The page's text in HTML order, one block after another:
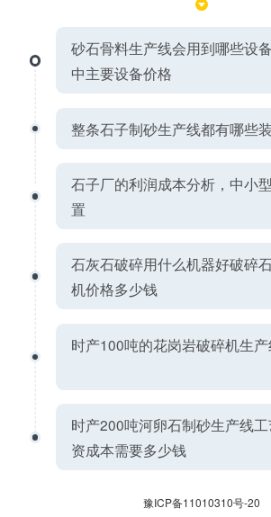
砂石骨料生产线会用到哪些设
中主要设备价格
整条石子制砂生产线都有哪些
石子厂的利润成本分析，中小
置
石灰石破碎用什么机器好破碎
机价格多少钱
时产100吨的花岗岩破碎机生
时产200吨河卵石制砂生产线
资成本需要多少钱
豫ICP备11010310号-20